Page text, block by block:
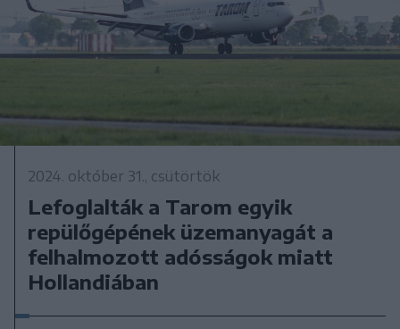
2024. október 31., csütörtök
Lefoglalták a Tarom egyik
repülőgépének üzemanyagát a
felhalmozott adósságok miatt
Hollandiában